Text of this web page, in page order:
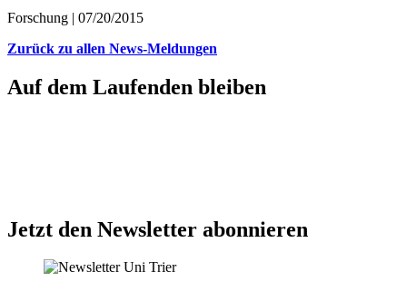
Forschung | 07/20/2015
Zurück zu allen News-Meldungen
Auf dem Laufenden bleiben
Jetzt den Newsletter abonnieren